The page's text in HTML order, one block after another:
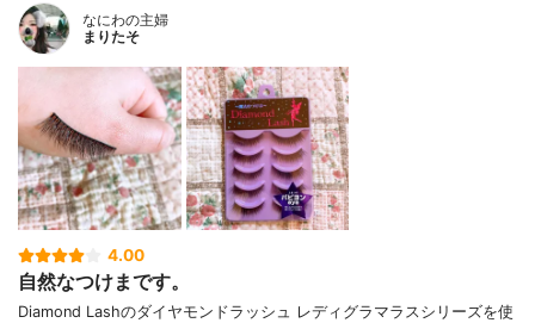
なにわの主婦
まりたそ
4.00
自然なつけまです。
Diamond Lashのダイヤモンドラッシュ レディグラマラスシリーズを使